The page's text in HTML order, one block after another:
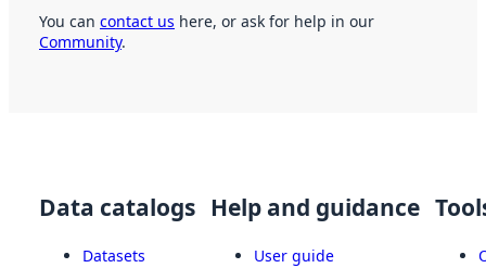
You can contact us here, or ask for help in our
Community.
Data catalogs
Datasets
Help and guidance
User guide